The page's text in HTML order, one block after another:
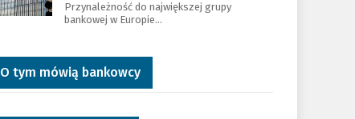
Przynależność do największej grupy
bankowej w Europie…
O tym mówią bankowcy